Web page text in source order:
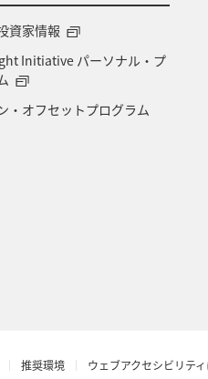
資家情報
Initiative パーソナル・プ
・オフセットプログラム
推奨環境 ウェブアクセシビリテ